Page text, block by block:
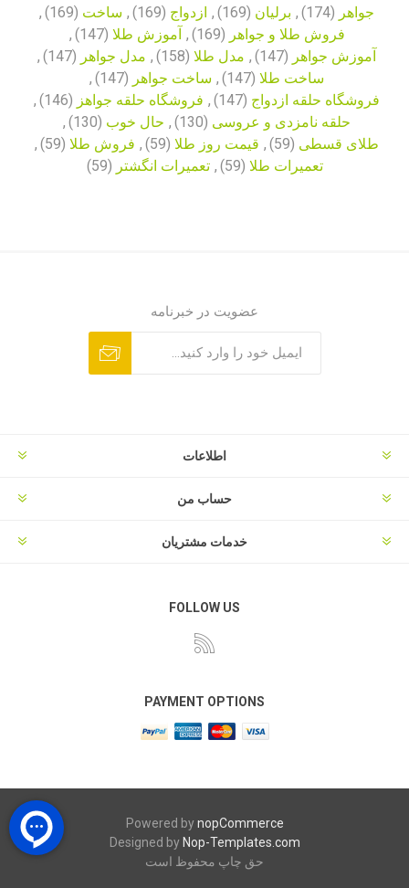
جواهر (174)
, برلیان (169)
, ازدواج (169)
, ساخت (169)
,
فروش طلا و جواهر (169)
, آموزش طلا (147)
,
آموزش جواهر (147)
, مدل طلا (158)
, مدل جواهر (147)
,
ساخت طلا (147)
, ساخت جواهر (147)
,
فروشگاه حلقه ازدواج (147)
, فروشگاه حلقه جواهز (146)
,
حلقه نامزدی و عروسی (130)
, حال خوب (130)
,
طلای قسطی (59)
, قیمت روز طلا (59)
, فروش طلا (59)
,
تعمیرات طلا (59)
, تعمیرات انگشتر (59)
عضویت در خبرنامه
اطلاعات
حساب من
خدمات مشتریان
FOLLOW US
PAYMENT OPTIONS
Powered bynopCommerce
Designed by Nop-Templates.com
حق چاپ محفوظ است